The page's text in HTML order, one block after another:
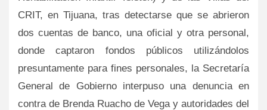
CRIT, en Tijuana, tras detectarse que se abrieron
dos cuentas de banco, una oficial y otra personal,
donde captaron fondos públicos utilizándolos
presuntamente para fines personales, la Secretaría
General de Gobierno interpuso una denuncia en
contra de Brenda Ruacho de Vega y autoridades del